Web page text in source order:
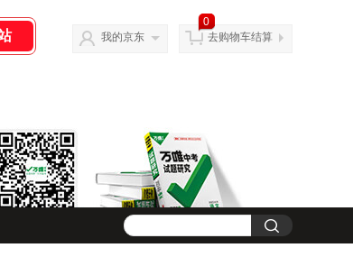
我的京东
0
去购物车结算